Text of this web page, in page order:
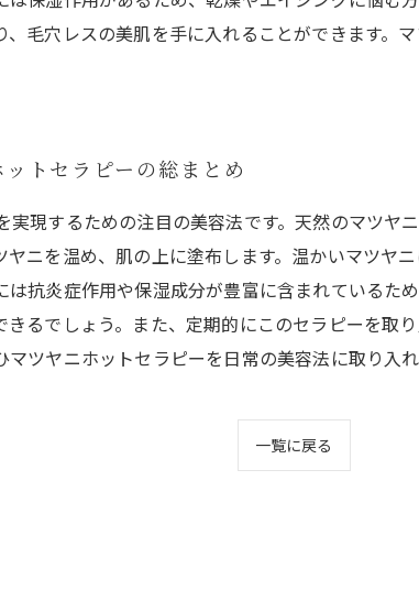
毛穴レスの美肌を手に入れることができます。
トセラピーの総まとめ
現するための注目の美容法です。天然のマツヤ
ニを温め、肌の上に塗布します。温かいマツヤ
は抗炎症作用や保湿成分が豊富に含まれている
るでしょう。また、定期的にこのセラピーを取
ツヤニホットセラピーを日常の美容法に取り入れ
一覧に戻る